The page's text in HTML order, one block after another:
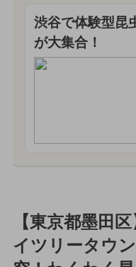
渋谷で体験型昆
が大集合！
【東京都墨田
イツリータウ